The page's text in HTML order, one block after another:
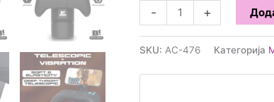
-
BROS
-
CONTY
GAME
+
SKU: AC-476 Категорија